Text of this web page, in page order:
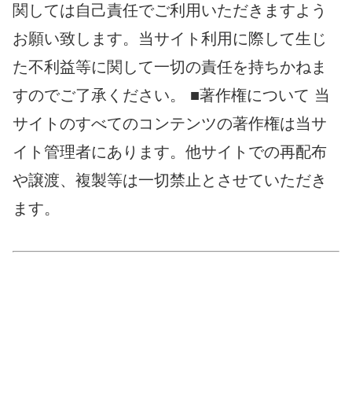
関しては自己責任でご利用いただきますよう
お願い致します。当サイト利用に際して生じ
た不利益等に関して一切の責任を持ちかねま
すのでご了承ください。 ■著作権について 当
サイトのすべてのコンテンツの著作権は当サ
イト管理者にあります。他サイトでの再配布
や譲渡、複製等は一切禁止とさせていただき
ます。